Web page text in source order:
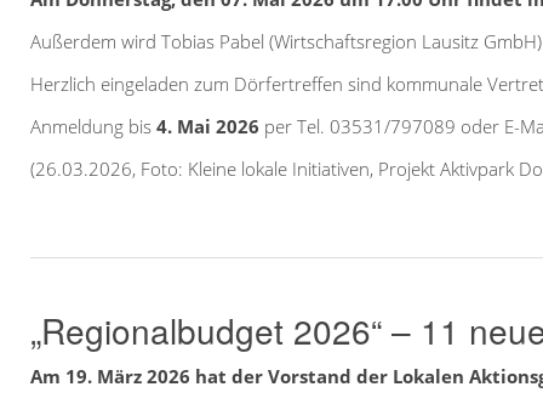
Außerdem wird Tobias Pabel (Wirtschaftsregion Lausitz GmbH)
Herzlich eingeladen zum Dörfertreffen sind kommunale
Anmeldung bis4. Mai 2026 per Tel. 03531/797089 oder E-
(26.03.2026, Foto: Kleine lokale Initiativen, Projekt Aktivpark
„Regionalbudget 2026“ – 11
Am 19. März 2026 hat der Vorstand der Lokalen